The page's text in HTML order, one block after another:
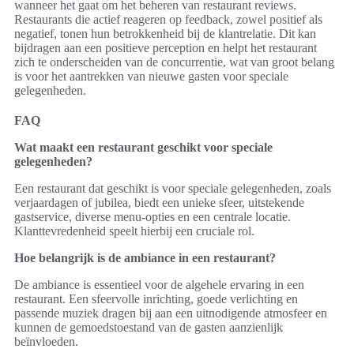
wanneer het gaat om het beheren van restaurant reviews.
Restaurants die actief reageren op feedback, zowel positief als
negatief, tonen hun betrokkenheid bij de klantrelatie. Dit kan
bijdragen aan een positieve perception en helpt het restaurant
zich te onderscheiden van de concurrentie, wat van groot belang
is voor het aantrekken van nieuwe gasten voor speciale
gelegenheden.
FAQ
Wat maakt een restaurant geschikt voor speciale
gelegenheden?
Een restaurant dat geschikt is voor speciale gelegenheden, zoals
verjaardagen of jubilea, biedt een unieke sfeer, uitstekende
gastservice, diverse menu-opties en een centrale locatie.
Klanttevredenheid speelt hierbij een cruciale rol.
Hoe belangrijk is de ambiance in een restaurant?
De ambiance is essentieel voor de algehele ervaring in een
restaurant. Een sfeervolle inrichting, goede verlichting en
passende muziek dragen bij aan een uitnodigende atmosfeer en
kunnen de gemoedstoestand van de gasten aanzienlijk
beïnvloeden.